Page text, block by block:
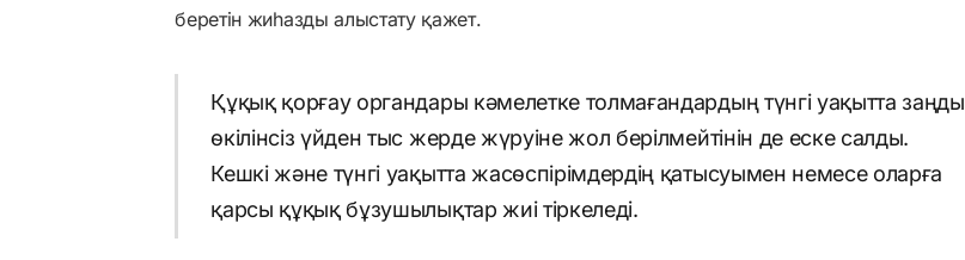
беретін жиһазды алыстату қажет.
Құқық қорғау органдары кәмелетке толмағандардың түнгі уақытта заңды
өкілінсіз үйден тыс жерде жүруіне жол берілмейтінін де еске салды.
Кешкі және түнгі уақытта жасөспірімдердің қатысуымен немесе оларға
қарсы құқық бұзушылықтар жиі тіркеледі.